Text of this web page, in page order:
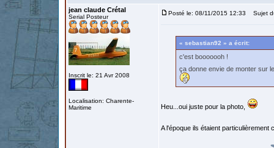
jean claude Crétal
Serial Posteur
Inscrit le: 21 Avr 2008
Localisation: Charente-
Maritime
Posté le: 08/11/2015 12:33 Sujet
« sebastian92 » a écrit:
c'est booooooh !
ça donne envie de monter sur
Heu...oui juste pour la photo,
A l'époque ils étaient